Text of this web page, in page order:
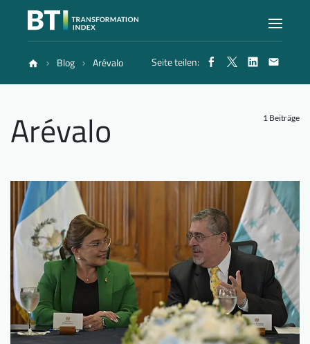
Atlas
Methode
Blog
Downloads Wer wir sind
Blog Arévalo Seite teilen:
Arévalo 1 Beiträge